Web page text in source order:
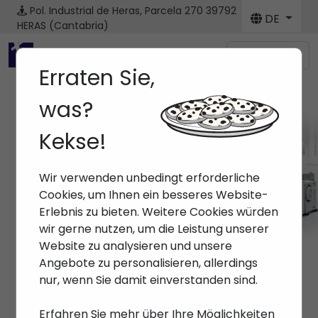
Pol. Industrial de Heras, Parcela 270 39792
HERAS (Cantabria)
DE
Menú
Anfang> Marken >
Erraten Sie,
was?
Kekse!
Wir verwenden unbedingt erforderliche
Cookies, um Ihnen ein besseres Website-
Erlebnis zu bieten. Weitere Cookies würden
wir gerne nutzen, um die Leistung unserer
Website zu analysieren und unsere
Angebote zu personalisieren, allerdings
nur, wenn Sie damit einverstanden sind.
Erfahren Sie mehr über Ihre Möglichkeiten